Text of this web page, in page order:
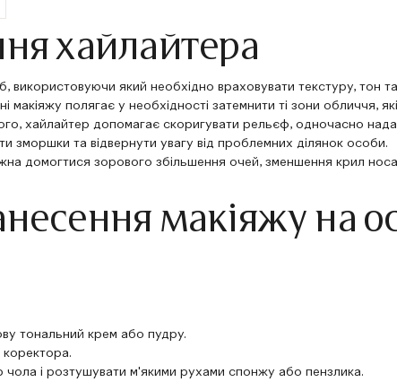
хайлайтера
використовуючи який необхідно враховувати текстуру, тон
макіяжу полягає у необхідності затемнити ті зони обличчя,
хайлайтер допомагає скоригувати рельєф, одночасно
зморшки та відвернути увагу від проблемних ділянок особи.
домогтися зорового збільшення очей, зменшення крил
макіяжу на
тональний крем або пудру.
коректора.
чола і розтушувати м'якими рухами спонжу або пензлика.